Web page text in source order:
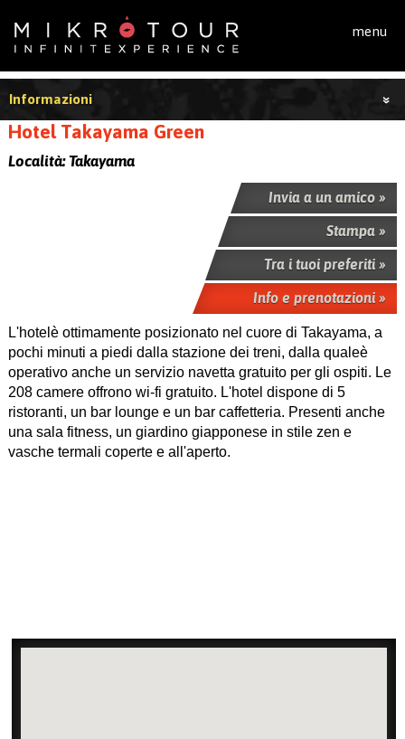
menu
Informazioni
Hotel Takayama Green
Località:Takayama
Invia a un amico »
Stampa »
Tra i tuoi preferiti »
Info e prenotazioni »
L'hotelè ottimamente posizionato nel cuore di Takayama, a
pochi minuti a piedi dalla stazione dei treni, dalla qualeè
operativo anche un servizio navetta gratuito per gli ospiti. Le
208 camere offrono wi-fi gratuito. L'hotel dispone di 5
ristoranti, un bar lounge e un bar caffetteria. Presenti anche
una sala fitness, un giardino giapponese in stile zen e
vasche termali coperte e all'aperto.